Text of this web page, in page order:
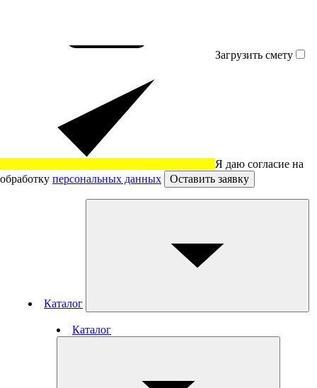
Загрузить смету
Я даю согласие на
обработку персональных данных Оставить заявку
Каталог
Каталог